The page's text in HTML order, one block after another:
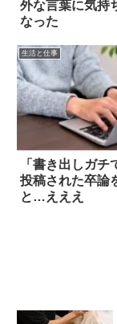
外な言葉に気持
なった
生活と仕事
「書き出しガチ
投稿された卒論
と…えええ